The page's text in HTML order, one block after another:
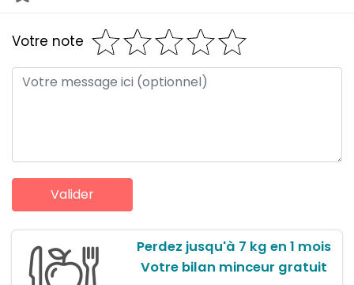
Votre note
Perdez jusqu'à 7 kg en 1 mois
Votre bilan minceur gratuit